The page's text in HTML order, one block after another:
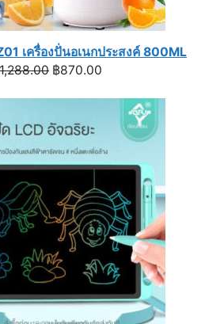
เครื่องปั่นอเนกประสงค์ 800ML
1,288.00 Original
฿1,288.00.
฿870.00
฿870.00.